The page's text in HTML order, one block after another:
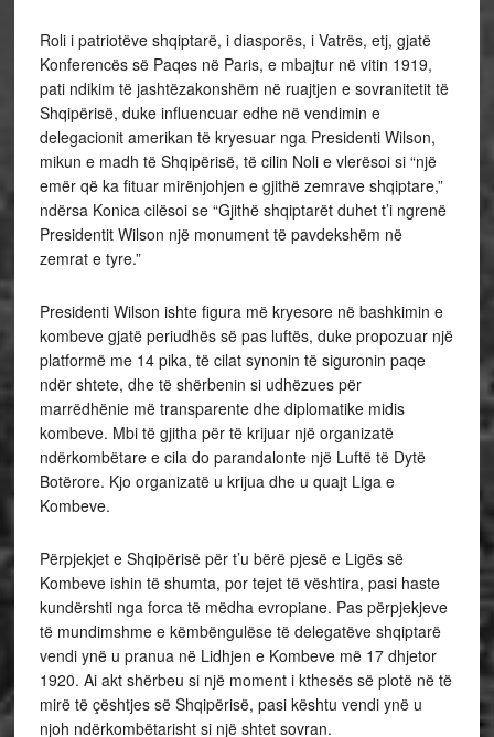
Roli i patriotëve shqiptarë, i diasporës, i Vatrës, etj, gjatë
Konferencës së Paqes në Paris, e mbajtur në vitin 1919,
pati ndikim të jashtëzakonshëm në ruajtjen e sovranitetit të
Shqipërisë, duke influencuar edhe në vendimin e
delegacionit amerikan të kryesuar nga Presidenti Wilson,
mikun e madh të Shqipërisë, të cilin Noli e vlerësoi si “një
emër që ka fituar mirënjohjen e gjithë zemrave shqiptare,”
ndërsa Konica cilësoi se “Gjithë shqiptarët duhet t’i ngrenë
Presidentit Wilson një monument të pavdekshëm në
zemrat e tyre.”
Presidenti Wilson ishte figura më kryesore në bashkimin e
kombeve gjatë periudhës së pas luftës, duke propozuar një
platformë me 14 pika, të cilat synonin të siguronin paqe
ndër shtete, dhe të shërbenin si udhëzues për
marrëdhënie më transparente dhe diplomatike midis
kombeve. Mbi të gjitha për të krijuar një organizatë
ndërkombëtare e cila do parandalonte një Luftë të Dytë
Botërore. Kjo organizatë u krijua dhe u quajt Liga e
Kombeve.
Përpjekjet e Shqipërisë për t’u bërë pjesë e Ligës së
Kombeve ishin të shumta, por tejet të vështira, pasi haste
kundërshti nga forca të mëdha evropiane. Pas përpjekjeve
të mundimshme e këmbëngulëse të delegatëve shqiptarë
vendi ynë u pranua në Lidhjen e Kombeve më 17 dhjetor
1920. Ai akt shërbeu si një moment i kthesës së plotë në të
mirë të çështjes së Shqipërisë, pasi kështu vendi ynë u
njoh ndërkombëtarisht si një shtet sovran.